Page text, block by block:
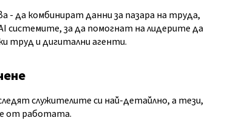
да комбинират данни за пазара на труда,
системите, за да помогнат на лидерите да
труд и дигитални агенти.
служителите си най-детайлно, а тези,
от работата.